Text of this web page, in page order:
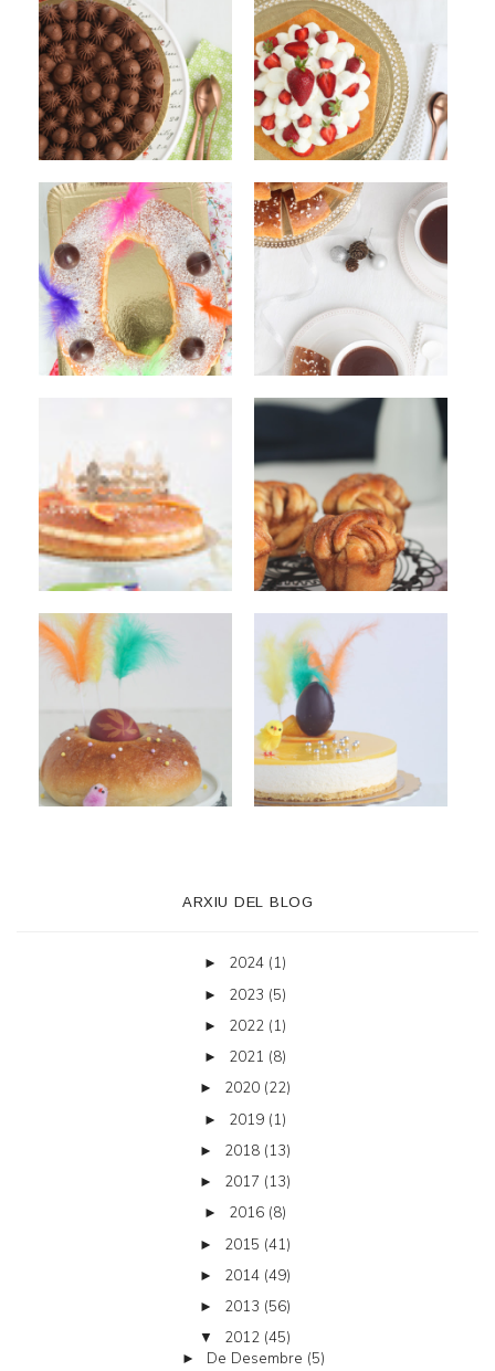
ARXIU DEL BLOG
► 2024 (1)
► 2023 (5)
► 2022 (1)
► 2021 (8)
► 2020 (22)
► 2019 (1)
► 2018 (13)
► 2017 (13)
► 2016 (8)
► 2015 (41)
► 2014 (49)
► 2013 (56)
▼ 2012 (45)
► De Desembre (5)